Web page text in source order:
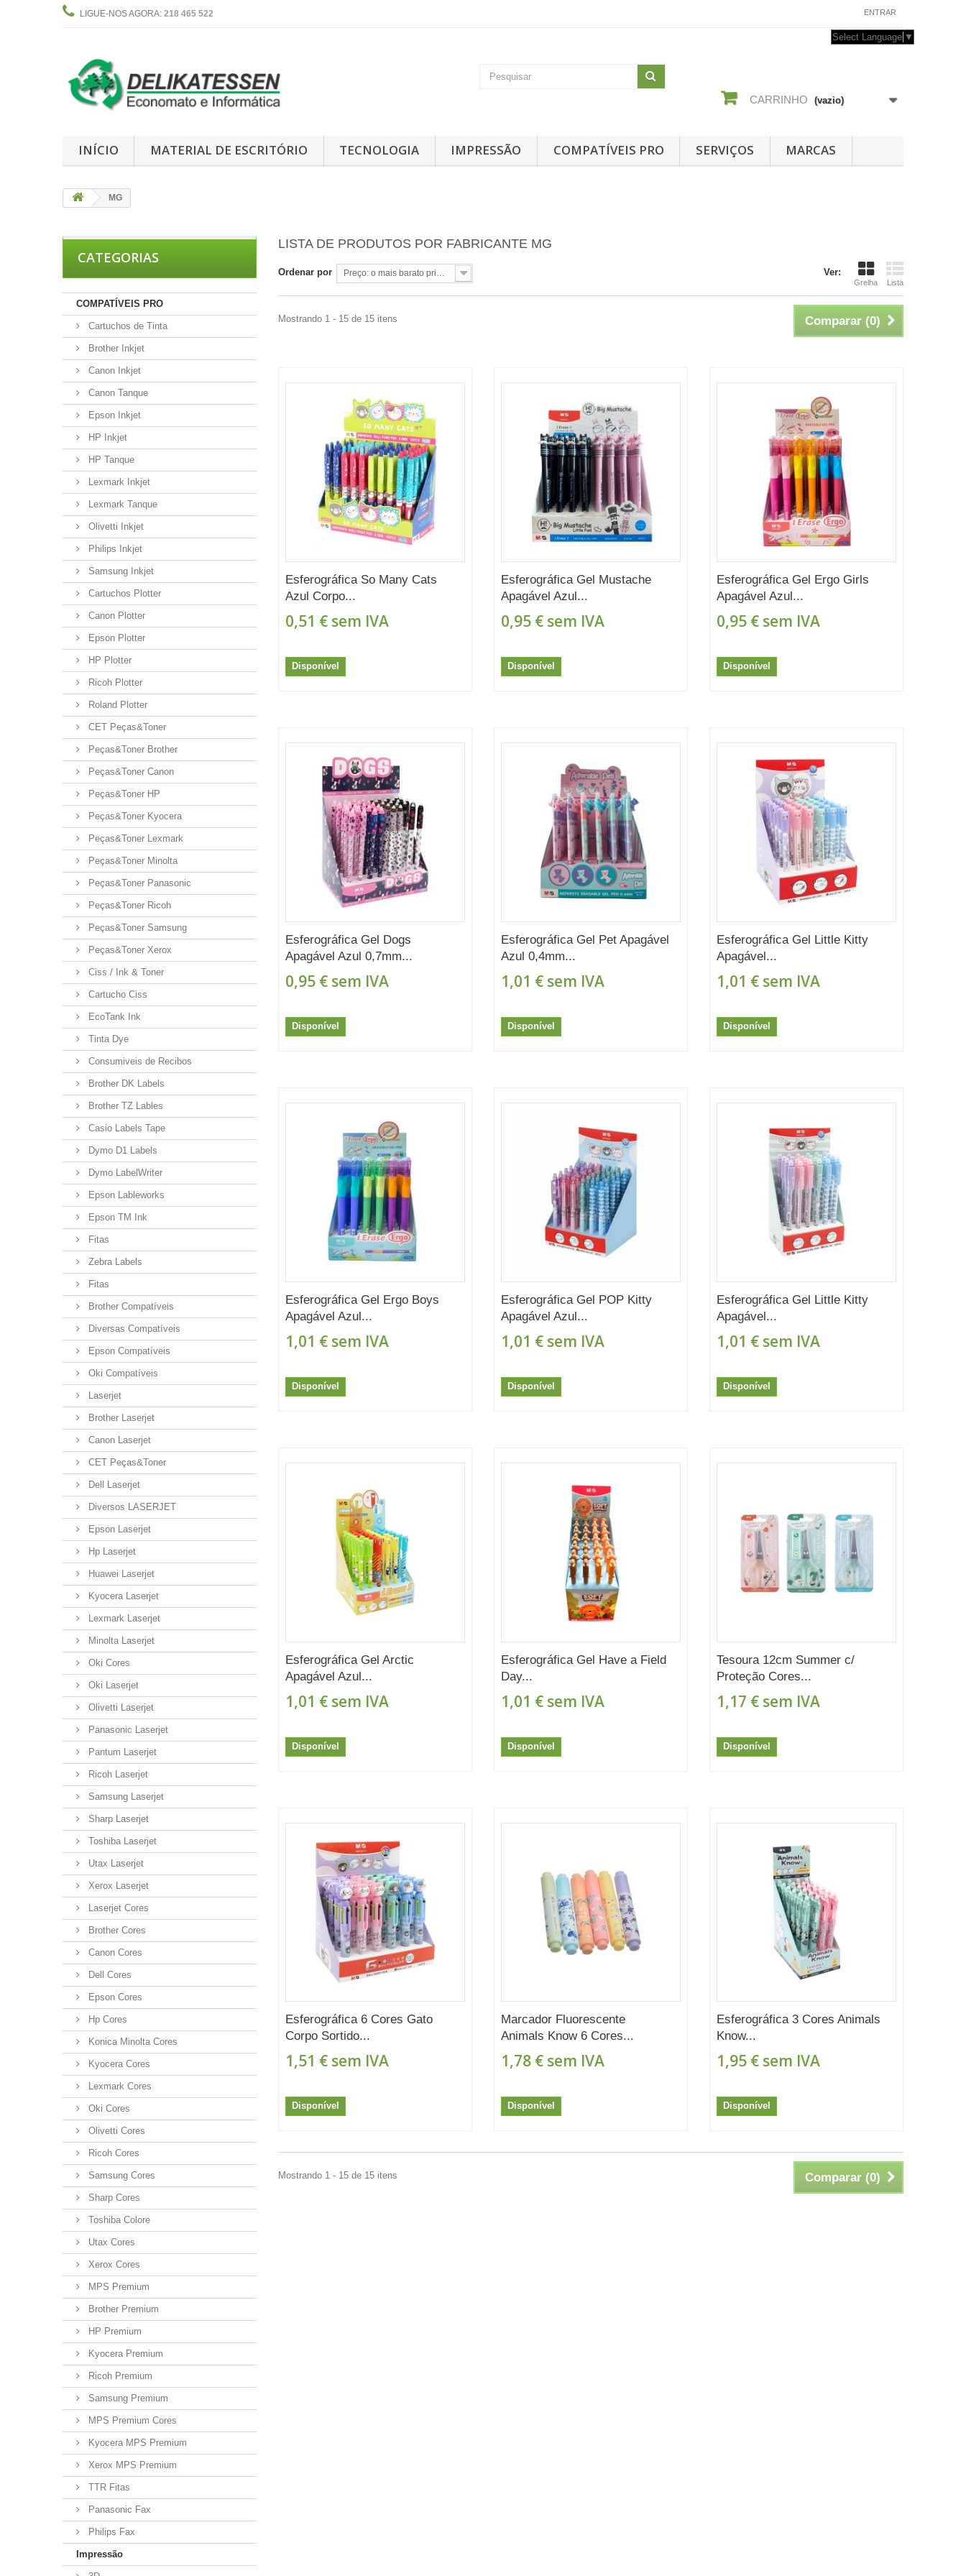
ENTRAR
LIGUE-NOS AGORA: 218 465 522
Select Language ▼
CARRINHO (vazio)
INÍCIO MATERIAL DE ESCRITÓRIO TECNOLOGIA IMPRESSÃO COMPATÍVEIS PRO SERVIÇOS MARCAS
MG
CATEGORIAS
COMPATÍVEIS PRO
Cartuchos de Tinta
Brother Inkjet
Canon Inkjet
Canon Tanque
Epson Inkjet
HP Inkjet
HP Tanque
Lexmark Inkjet
Lexmark Tanque
Olivetti Inkjet
Philips Inkjet
Samsung Inkjet
Cartuchos Plotter
Canon Plotter
Epson Plotter
HP Plotter
Ricoh Plotter
Roland Plotter
CET Peças&Toner
Peças&Toner Brother
Peças&Toner Canon
Peças&Toner HP
Peças&Toner Kyocera
Peças&Toner Lexmark
Peças&Toner Minolta
Peças&Toner Panasonic
Peças&Toner Ricoh
Peças&Toner Samsung
Peças&Toner Xerox
Ciss / Ink & Toner
Cartucho Ciss
EcoTank Ink
Tinta Dye
Consumiveis de Recibos
Brother DK Labels
Brother TZ Lables
Casio Labels Tape
Dymo D1 Labels
Dymo LabelWriter
Epson Lableworks
Epson TM Ink
Fitas
Zebra Labels
Fitas
Brother Compatíveis
Diversas Compatíveis
Epson Compatíveis
Oki Compatíveis
Laserjet
Brother Laserjet
Canon Laserjet
CET Peças&Toner
Dell Laserjet
Diversos LASERJET
Epson Laserjet
Hp Laserjet
Huawei Laserjet
Kyocera Laserjet
Lexmark Laserjet
Minolta Laserjet
Oki Cores
Oki Laserjet
Olivetti Laserjet
Panasonic Laserjet
Pantum Laserjet
Ricoh Laserjet
Samsung Laserjet
Sharp Laserjet
Toshiba Laserjet
Utax Laserjet
Xerox Laserjet
Laserjet Cores
Brother Cores
Canon Cores
Dell Cores
Epson Cores
Hp Cores
Konica Minolta Cores
Kyocera Cores
Lexmark Cores
Oki Cores
Olivetti Cores
Ricoh Cores
Samsung Cores
Sharp Cores
Toshiba Colore
Utax Cores
Xerox Cores
MPS Premium
Brother Premium
HP Premium
Kyocera Premium
Ricoh Premium
Samsung Premium
MPS Premium Cores
Kyocera MPS Premium
Xerox MPS Premium
TTR Fitas
Panasonic Fax
Philips Fax
Impressão
LISTA DE PRODUTOS POR FABRICANTE MG
Ver:
Grelha Lista
Ordenar por
Comparar (0)
Mostrando 1 - 15 de 15 itens
Esferográfica So Many Cats
Azul Corpo...
0,51 € sem IVA
Disponível
Esferográfica Gel Mustache
Apagável Azul...
0,95 €sem IVA
Disponível
Esferográfica Gel Ergo Girls
Apagável Azul...
0,95 €sem IVA
Disponível
Esferográfica Gel Dogs
Apagável Azul 0,7mm...
0,95 € sem IVA
Disponível
Esferográfica Gel Pet Apagável
Azul 0,4mm...
1,01 €sem IVA
Disponível
Esferográfica Gel Little Kitty
Apagável...
1,01 €sem IVA
Disponível
Esferográfica Gel Ergo Boys
Apagável Azul...
1,01 € sem IVA
Disponível
Esferográfica Gel POP Kitty
Apagável Azul...
1,01 €sem IVA
Disponível
Esferográfica Gel Little Kitty
Apagável...
1,01 €sem IVA
Disponível
Esferográfica Gel Arctic
Apagável Azul...
1,01 € sem IVA
Disponível
Esferográfica Gel Have a Field
Day...
1,01 €sem IVA
Disponível
Tesoura 12cm Summer c/
Proteção Cores...
1,17 €sem IVA
Disponível
Esferográfica 6 Cores Gato
Corpo Sortido...
1,51 € sem IVA
Disponível
Marcador Fluorescente
Animals Know 6 Cores...
1,78 €sem IVA
Disponível
Esferográfica 3 Cores Animals
Know...
1,95 €sem IVA
Disponível
Comparar (0)
Mostrando 1 - 15 de 15 itens